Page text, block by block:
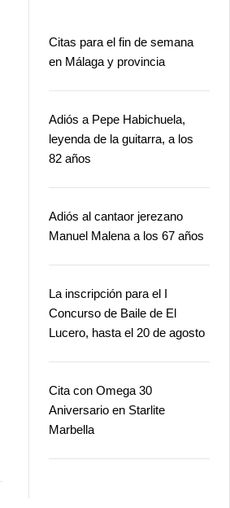
Citas para el fin de semana
en Málaga y provincia
Adiós a Pepe Habichuela,
leyenda de la guitarra, a los
82 años
Adiós al cantaor jerezano
Manuel Malena a los 67 años
La inscripción para el I
Concurso de Baile de El
Lucero, hasta el 20 de agosto
Cita con Omega 30
Aniversario en Starlite
Marbella